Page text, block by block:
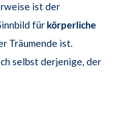
ist der
für körperliche
Träumende ist.
selbst derjenige, der